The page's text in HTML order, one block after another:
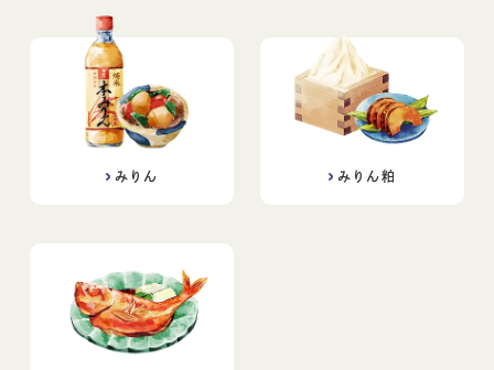
みりん みりん粕